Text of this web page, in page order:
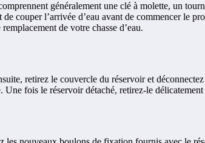
généralement une clé à molette, un
couper l’arrivée d’eau avant de commencer le
de votre chasse d’eau.
retirez le couvercle du réservoir et
fois le réservoir détaché, retirez-le